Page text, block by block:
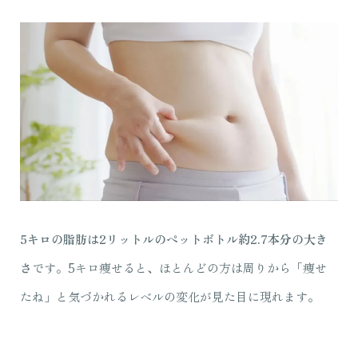
5キロの脂肪は2リットルのペットボトル約2.7本分の大き
さ です。5キロ痩せると、ほとんどの方は周りから「痩せ
たね」と気づかれるレベルの変化が見た目に現れます。